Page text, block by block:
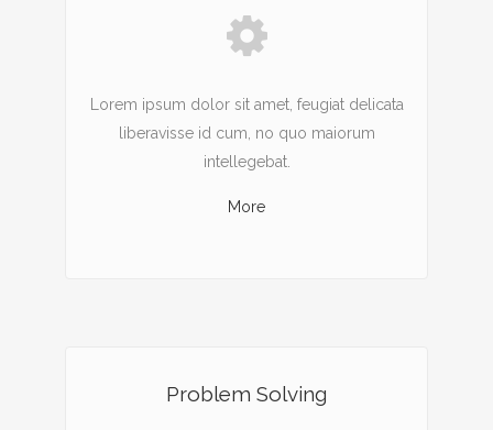
Lorem ipsum dolor sit amet, feugiat delicata
liberavisse id cum, no quo maiorum
intellegebat.
More
Problem Solving